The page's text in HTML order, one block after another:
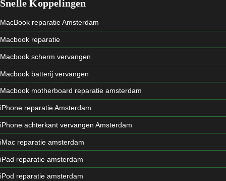
Snelle Koppelingen
MacBook reparatie Amsterdam
Macbook reparatie
Macbook scherm vervangen
Macbook batterij vervangen
Macbook motherboard reparatie amsterdam
iPhone reparatie Amsterdam
iPhone achterkant vervangen Amsterdam
iMac reparatie amsterdam
iPad reparatie amsterdam
iPod reparatie amsterdam